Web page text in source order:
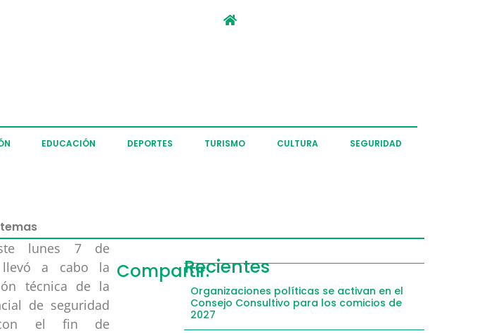
EDUCACIÓN DEPORTES TURISMO CULTURA SEGURIDAD
lunes 7 de
a cabo la
técnica de la
de seguridad
con el fin de
Compartir:Recientes
Organizaciones políticas se activan en el
Consejo Consultivo para los comicios de
2027